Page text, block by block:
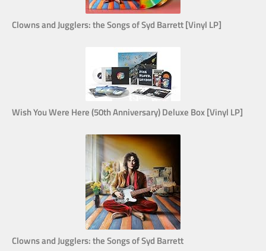
Clowns and Jugglers: the Songs of Syd Barrett [Vinyl LP]
Wish You Were Here (50th Anniversary) Deluxe Box [Vinyl LP]
Clowns and Jugglers: the Songs of Syd Barrett